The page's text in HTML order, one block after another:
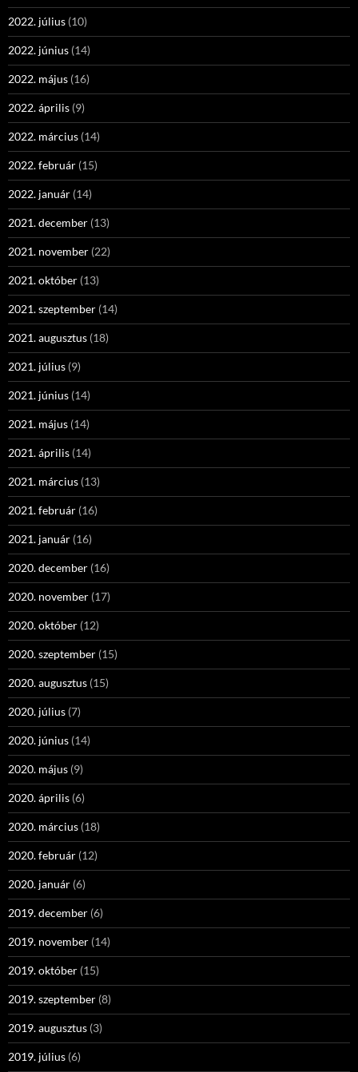
2022. július (10)
2022. június (14)
2022. május (16)
2022. április (9)
2022. március (14)
2022. február (15)
2022. január (14)
2021. december (13)
2021. november (22)
2021. október (13)
2021. szeptember (14)
2021. augusztus (18)
2021. július (9)
2021. június (14)
2021. május (14)
2021. április (14)
2021. március (13)
2021. február (16)
2021. január (16)
2020. december (16)
2020. november (17)
2020. október (12)
2020. szeptember (15)
2020. augusztus (15)
2020. július (7)
2020. június (14)
2020. május (9)
2020. április (6)
2020. március (18)
2020. február (12)
2020. január (6)
2019. december (6)
2019. november (14)
2019. október (15)
2019. szeptember (8)
2019. augusztus (3)
2019. július (6)